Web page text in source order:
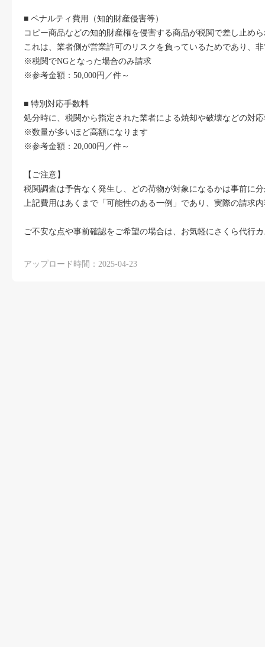
■ ペナルティ費用（知的財産侵害等）
コピー商品などの知的財産権を侵害する商品が税関で差し止め
これは、業者側が営業許可のリスクを負っているためであり、
※税関でNGとなった場合のみ請求
※参考金額：50,000円／件～
■ 特別対応手数料
処分時に、税関から指定された業者による焼却や破壊などの対
※数量が多いほど高額になります
※参考金額：20,000円／件～
【ご注意】
税関調査は予告なく発生し、どの荷物が対象になるかは事前に
上記費用はあくまで「可能性のある一例」であり、実際の請求
ご不安な点や事前確認をご希望の場合は、お気軽にさくら代行
アップロード時間：2025-04-23